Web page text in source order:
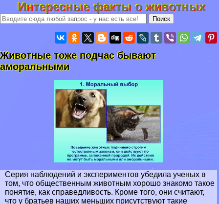
Интересные факты о животных
Животные тоже подчас бывают
амopaльными
Серия наблюдений и экспериментов убедила ученых в
том, что общественным животным хорошо знакомо такое
понятие, как справедливость. Кроме того, они считают,
что у братьев наших меньших присутствуют такие